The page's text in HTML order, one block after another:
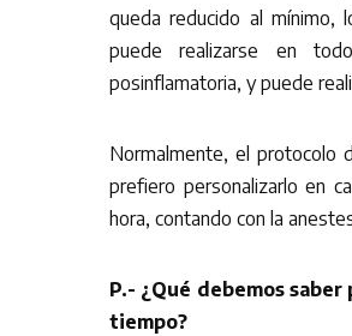
queda reducido al mínimo,
puede realizarse en
posinflamatoria, y puede
Normalmente, el protocolo
prefiero personalizarlo en
hora, contando con la
P.- ¿Qué debemos
tiempo?